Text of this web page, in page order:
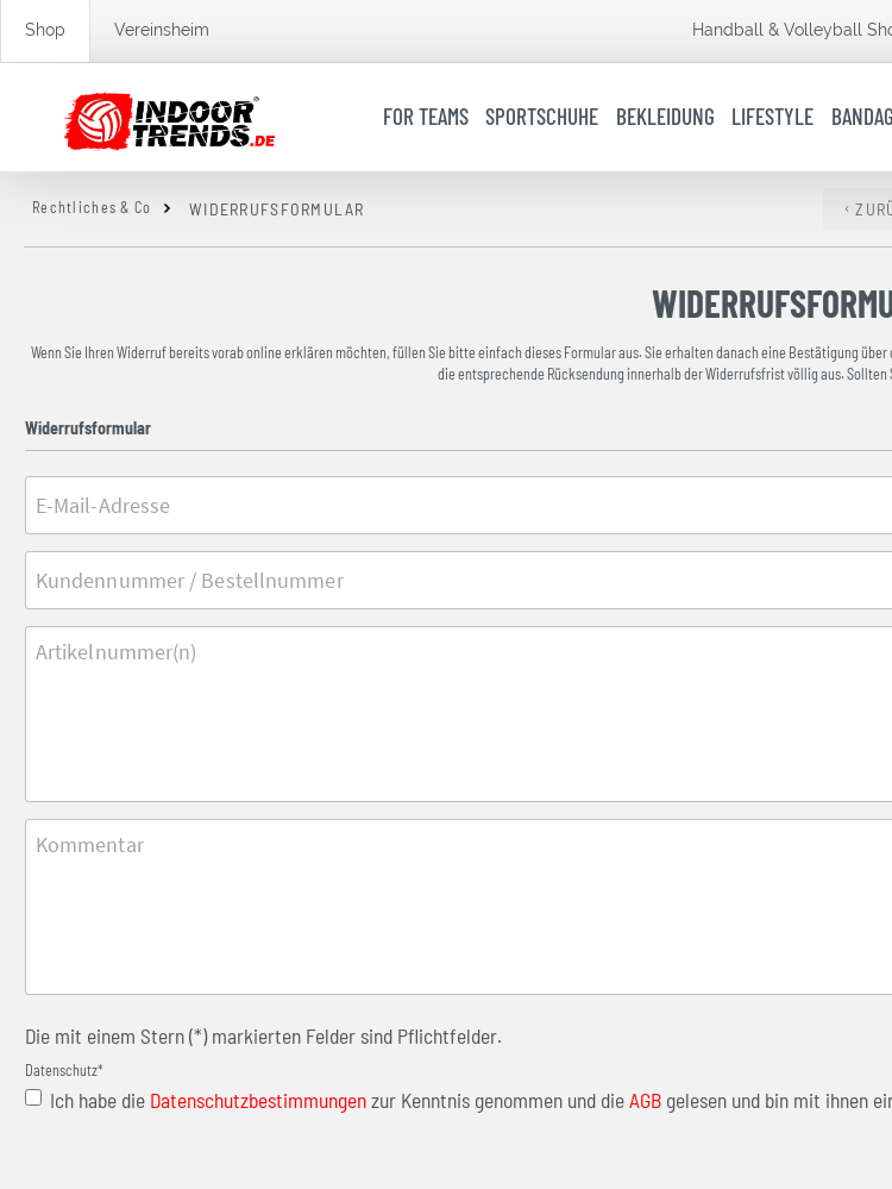
Zur Hauptnavigation springen
Shop Vereinsheim Handball & Volleyball
FOR TEAMS SPORTSCHUHE BEKLEIDUNG LIFESTYLE
Rechtliches & Co WIDERRUFSFORMULAR
Wenn Sie Ihren Widerruf bereits vorab online erklären möchten, füllen Sie bitte einfach dieses Formular aus. Sie erhalten danach eine Bestätigung
die entsprechende Rücksendung innerhalb der Widerrufsfrist völlig aus.
Widerrufsformular
Die mit einem Stern (*) markierten Felder sind Pflichtfelder.
Datenschutz*
Ich habe die Datenschutzbestimmungenzur Kenntnis genommen und dieAGB gelesen und bin mit ihnen